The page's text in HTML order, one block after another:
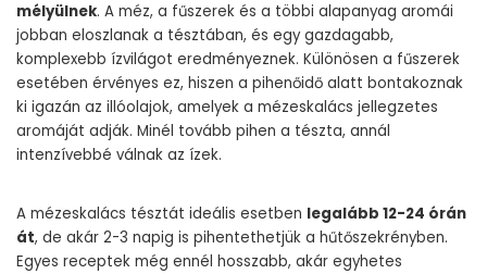
mélyülnek. A méz, a fűszerek és a többi alapanyag aromái
jobban eloszlanak a tésztában, és egy gazdagabb,
komplexebb ízvilágot eredményeznek. Különösen a fűszerek
esetében érvényes ez, hiszen a pihenőidő alatt bontakoznak
ki igazán az illóolajok, amelyek a mézeskalács jellegzetes
aromáját adják. Minél tovább pihen a tészta, annál
intenzívebbé válnak az ízek.
A mézeskalács tésztát ideális esetben legalább 12-24 órán
át, de akár 2-3 napig is pihentethetjük a hűtőszekrényben.
Egyes receptek még ennél hosszabb, akár egyhetes